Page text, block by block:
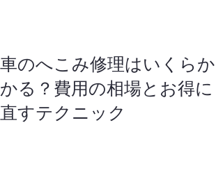
車のへこみ修理はいくらか
かる？費用の相場とお得に
直すテクニック